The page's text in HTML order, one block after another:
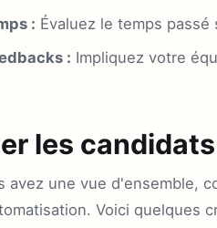
: Évaluez le temps
: Impliquez votre
les
avez une vue d'ensemble,
Voici quelques